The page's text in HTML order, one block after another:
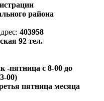
района
403958
92 тел.
-пятница с 8-00 до
00)
пятница месяца